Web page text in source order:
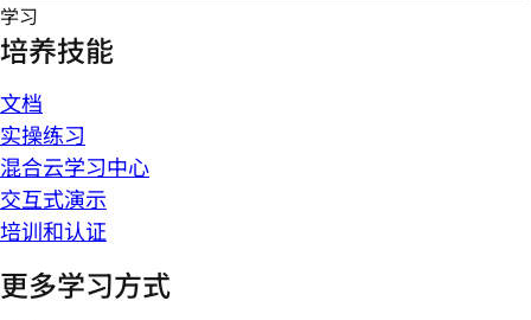
学习
培养技能
文档
实操练习
混合云学习中心
交互式演示
培训和认证
更多学习方式